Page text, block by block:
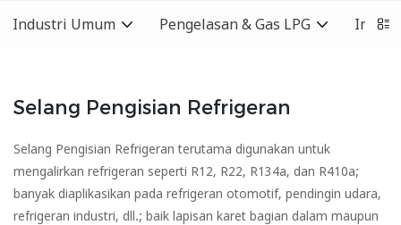
Industri Umum Pengelasan & Gas LPG
Selang Pengisian Refrigeran
Selang Pengisian Refrigeran terutama digunakan untuk
mengalirkan refrigeran seperti R12, R22, R134a, dan R410a;
banyak diaplikasikan pada refrigeran otomotif, pendingin udara,
refrigeran industri, dll.; baik lapisan karet bagian dalam maupun